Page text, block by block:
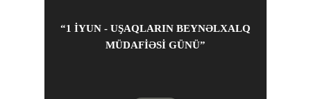
“1 IYUN - UŞAQLARIN BEYNƏLXALQ
MÜDAFIƏSI GÜNÜ”